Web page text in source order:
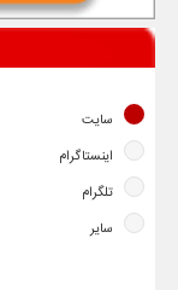
سایت
اینستاگرام
تلگرام
سایر